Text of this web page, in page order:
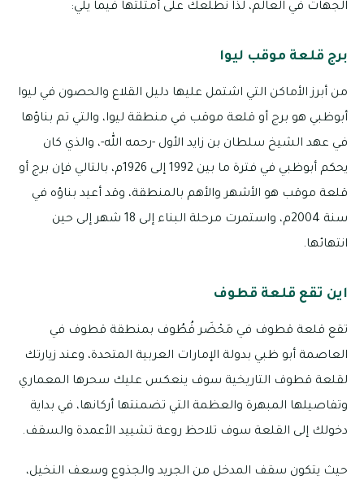
الجهات في العالم، لذا نطلعك على أمثلتها فيما يلي:
برج قلعة موقب ليوا
من أبرز الأماكن التي اشتمل عليها دليل القلاع والحصون في ليوا
أبوظبي هو برج أو قلعة موقب في منطقة ليوا، والتي تم بناؤها
في عهد الشيخ سلطان بن زايد الأول -رحمه الله-، والذي كان
يحكم أبوظبي في فترة ما بين 1992 إلى 1926م، بالتالي فإن برج أو
قلعة موقب هو الأشهر والأهم بالمنطقة، وقد أعيد بناؤه في
سنة 2004م، واستمرت مرحلة البناء إلى 18 شهر إلى حين
انتهائها.
اين تقع قلعة قطوف
تقع قلعة قطوف في مَحْضَر قُطُوف بمنطقة قطوف في
العاصمة أبو ظبي بدولة الإمارات العربية المتحدة، وعند زيارتك
لقلعة قطوف التاريخية سوف ينعكس عليك سحرها المعماري
وتفاصيلها المبهرة والعظمة التي تضمنتها أركانها، في بداية
دخولك إلى القلعة سوف تلاحظ روعة تشييد الأعمدة والسقف.
حيث يتكون سقف المدخل من الجريد والجذوع وسعف النخيل،